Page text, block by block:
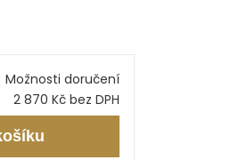
Možnosti doručení
2 870 Kč bez DPH